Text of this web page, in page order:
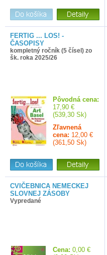
FERTIG ... LOS! -
ČASOPISY
kompletný ročník (5 čísel) zo
šk. roka 2025/26
Pôvodná cena:
17,90 €
(539,30 Sk)
Zľavnená
cena: 12,00 €
(361,50 Sk)
CVIČEBNICA NEMECKEJ
SLOVNEJ ZÁSOBY
Vypredané
Cena: 0,00 €